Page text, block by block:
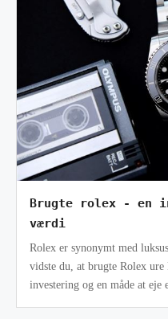
Brugte rolex - en
værdi
Rolex er synonymt med
vidste du, at brugte Rolex
investering og en måde at eje